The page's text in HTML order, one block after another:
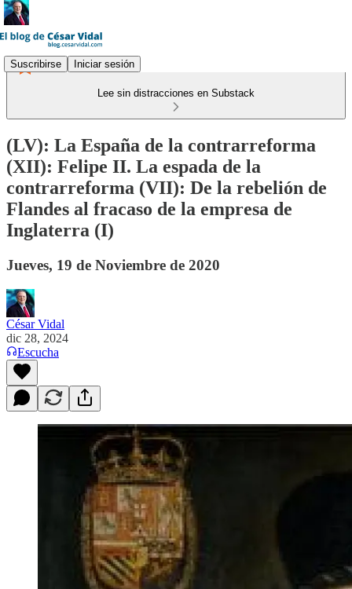
Suscribirse Iniciar sesión
Lee sin distracciones en Substack
(LV): La España de la contrarreforma
(XII): Felipe II. La espada de la
contrarreforma (VII): De la rebelión de
Flandes al fracaso de la empresa de
Inglaterra (I)
Jueves, 19 de Noviembre de 2020
César Vidal
dic 28, 2024
Escucha